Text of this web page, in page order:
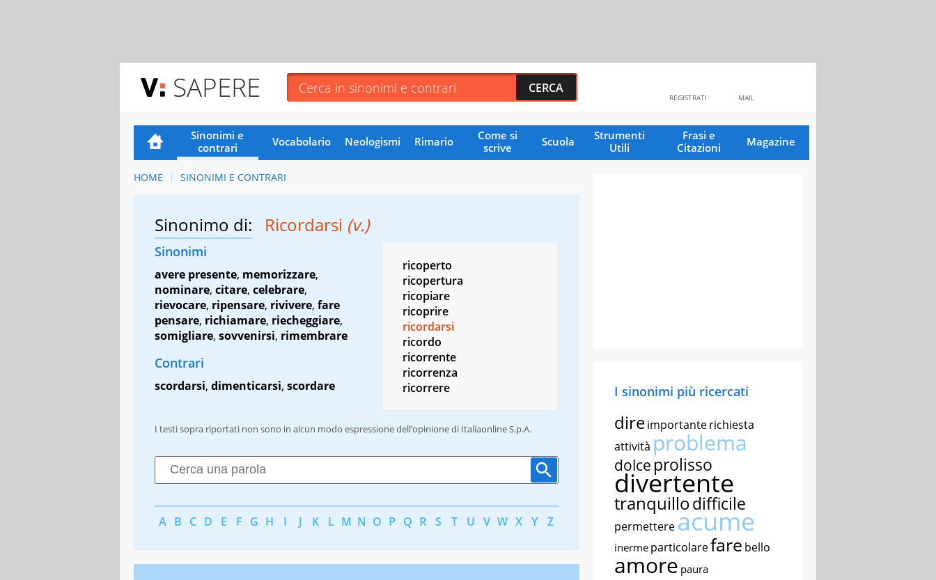
SAPERE MAIL
REGISTRATI
Sinonimi e
contrari
Vocabolario Neologismi Rimario
Come si
scrive
Scuola
Strumenti
Utili
Frasi e
Citazioni
Magazine
HOME SINONIMI E CONTRARI
Sinonimo di: Ricordarsi (v.)
Sinonimi
avere presente, memorizzare,
nominare, citare, celebrare,
rievocare, ripensare, rivivere, fare
pensare, richiamare, riecheggiare,
somigliare, sovvenirsi, rimembrare
Contrari
scordarsi, dimenticarsi, scordare
ricoperto
ricopertura
ricopiare
ricoprire
ricordarsi
ricordo
ricorrente
ricorrenza
ricorrere
I testi sopra riportati non sono in alcun modo espressione dell’opinione di Italiaonline S.p.A.
A B C D E F G H I J K L M N O P Q R S T U V W X Y Z
I sinonimi più ricercati
direimportanterichiesta
attività problema
dolce prolisso
divertente
tranquillodifficile
permettereacume
inerme particolarefare bello
amore paura